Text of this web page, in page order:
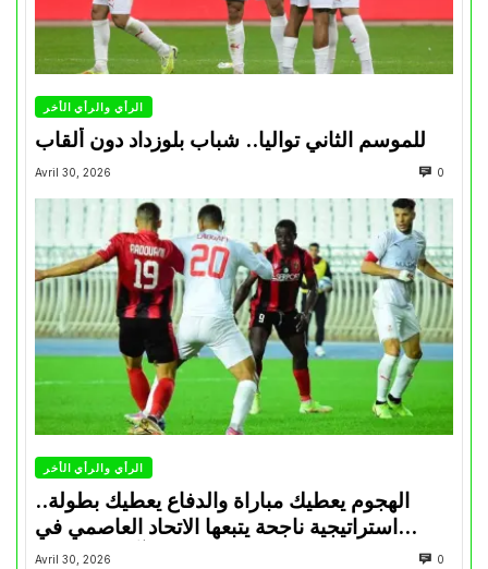
الرأي والرأي الأخر
للموسم الثاني تواليا.. شباب بلوزداد دون ألقاب
Avril 30, 2026 0
الرأي والرأي الأخر
الهجوم يعطيك مباراة والدفاع يعطيك بطولة..
استراتيجية ناجحة يتبعها الاتحاد العاصمي في
تتويجاته آخر السنوات
Avril 30, 2026 0